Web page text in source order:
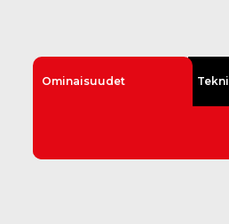
Ominaisuudet